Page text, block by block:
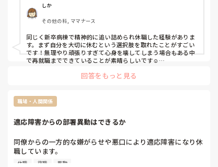
うになりました。
そして来週から、療養病棟で週4日のパートとして働き始め
る予定です。
久しぶりの仕事で不安もありますが、自分に合った環境で少
しずつ前に進めたらと思っています。同じような経験をされ
しか
その他の科, ママナース
同じく新卒病棟で精神的に追い詰められ休職した経験がありま
す。まず自分を大切に休むという選択肢を取れたことがすごい
です！無理やり頑張りすぎて心身を壊してしまう場合もある中
で再就職までできていることが素晴らしいです☺️
くなく、夜勤もないので夜鬱々となることもなく自分に合って
みてください！
回答をもっと見る
職場・人間関係
適応障害からの部署異動はできるか
同僚からの一方的な嫌がらせや悪口により適応障害になり休
職しています。
仕事が嫌だった訳では無いので復職を希望していますが、、
休職 復職 異動